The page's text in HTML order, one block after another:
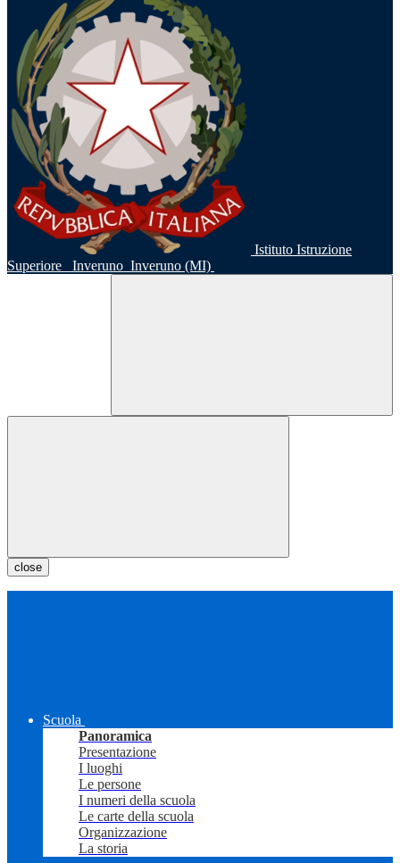
Istituto Istruzione
Superiore
Inveruno Inveruno (MI)
close
Scuola
Panoramica
Presentazione
I luoghi
Le persone
I numeri della scuola
Le carte della scuola
Organizzazione
La storia